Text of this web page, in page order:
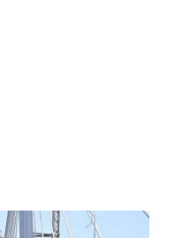
الرئيس عبد الفتاح